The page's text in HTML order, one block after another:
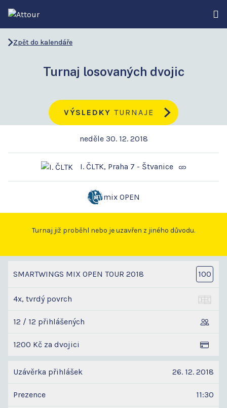
Zpět do kalendáře
Turnaj losovaných dvojic
VÝSLEDKY TURNAJE
neděle 30. 12. 2018
I. ČLTK, Praha 7 - Štvanice
mix OPEN
Turnaj již proběhl nebo je uzavřen z jiného důvodu.
SMARTWINGS MIX OPEN TOUR 2018 100
4x, tvrdý povrch
12 / 12 přihlášených
1200 Kč za dvojici
Uzávěrka přihlášek 26. 12. 2018
Prezence 11:30